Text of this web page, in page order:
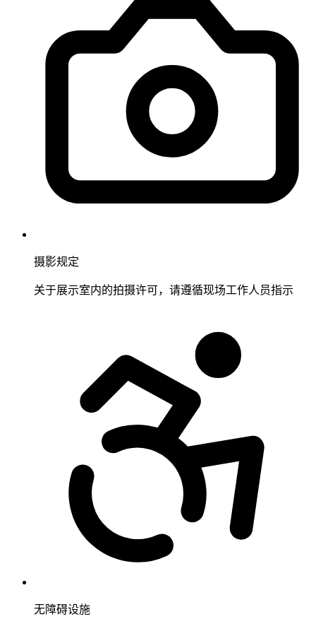
摄影规定
关于展示室内的拍摄许可，请遵循现场工作人员指示
无障碍设施